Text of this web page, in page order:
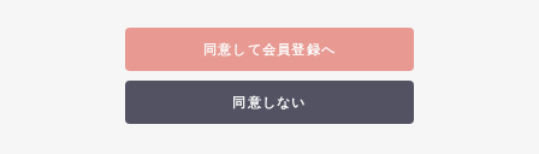
同意して会員登録へ
同意しない